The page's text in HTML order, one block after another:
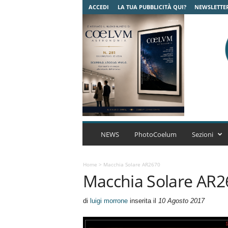
ACCEDI LA TUA PUBBLICITÀ QUI?
C
A
r
NEWS PhotoCoelum Sezioni
Home > Macchia Solare AR2670
Macchia Solare
di luigi morroneinserita il 10 Agosto 2017